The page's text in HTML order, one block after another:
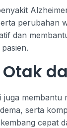
perubahan
dan
juga membantu
serta
cepat